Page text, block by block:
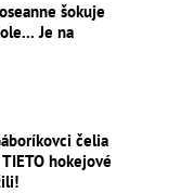
šokuje
Je na
čelia
hokejové